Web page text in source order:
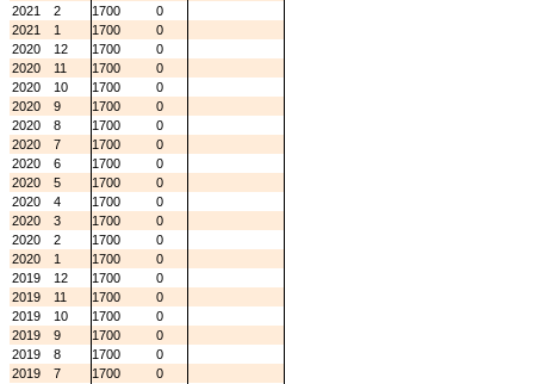
2021
2 1700
0
2021
1 1700
0
2020
12 1700
0
2020
11 1700
0
2020
10 1700
0
2020
9 1700
0
2020
8 1700
0
2020
7 1700
0
2020
6 1700
0
2020
5 1700
0
2020
4 1700
0
2020
3 1700
0
2020
2 1700
0
2020
1 1700
0
2019
12 1700
0
2019
11 1700
0
2019
10 1700
0
2019
9 1700
0
2019
8 1700
0
2019
7 1700
0